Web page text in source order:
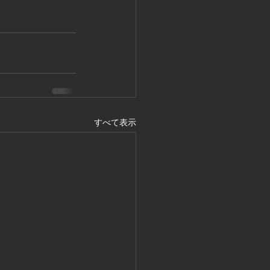
すべて表示